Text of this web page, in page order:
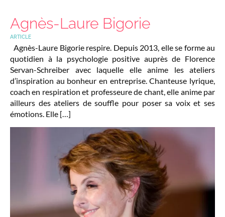
Agnès-Laure Bigorie
ARTICLE
Agnès-Laure Bigorie respire. Depuis 2013, elle se forme au
quotidien à la psychologie positive auprès de Florence
Servan-Schreiber avec laquelle elle anime les ateliers
d’inspiration au bonheur en entreprise. Chanteuse lyrique,
coach en respiration et professeure de chant, elle anime par
ailleurs des ateliers de souffle pour poser sa voix et ses
émotions. Elle […]